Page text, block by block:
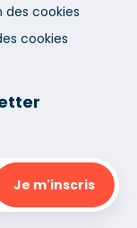
des cookies
cookies